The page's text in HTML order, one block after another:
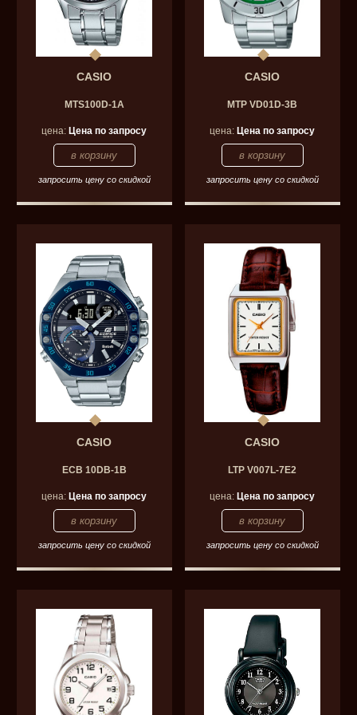
CASIO
MTS100D-1A
цена:Цена по запросу
запросить цену со скидкой
CASIO
MTP VD01D-3B
цена:Цена по запросу
запросить цену со скидкой
CASIO
ECB 10DB-1B
цена:Цена по запросу
запросить цену со скидкой
CASIO
LTP V007L-7E2
цена:Цена по запросу
запросить цену со скидкой